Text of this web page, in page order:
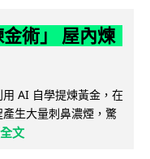
術」 屋內煉
AI 自學提煉黃金，在
生大量刺鼻濃煙，驚
文